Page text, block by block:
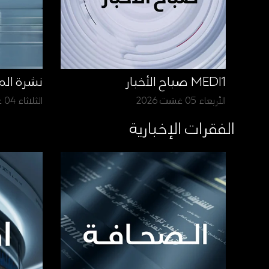
MEDI1 صباح الأخبار
الأربعاء 05 غشت 2026
نشرة
الثلاثاء 04 غشت 2026
الفقرات الإخبارية